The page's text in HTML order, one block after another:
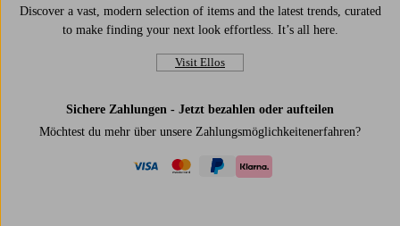
Discover a vast, modern selection of items and the latest trends, curated
to make finding your next look effortless. It’s all here.
Visit Ellos
Sichere Zahlungen - Jetzt bezahlen oder aufteilen
Möchtest du mehr über unsere Zahlungsmöglichkeitenerfahren?